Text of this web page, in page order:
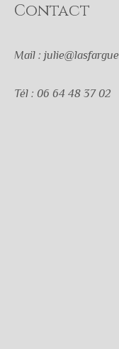
Contact
Mail :
Tél : 06 64 48 37 02